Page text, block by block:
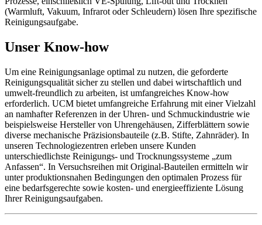
(Warmluft, Vakuum, Infrarot oder Schleudern) lösen Ihre spezifische
Reinigungsaufgabe.
Unser Know-how
Um eine Reinigungsanlage optimal zu nutzen, die geforderte
Reinigungsqualität sicher zu stellen und dabei wirtschaftlich und
umwelt-freundlich zu arbeiten, ist umfangreiches Know-how
erforderlich. UCM bietet umfangreiche Erfahrung mit einer Vielzahl
an namhafter Referenzen in der Uhren- und Schmuckindustrie wie
beispielsweise Hersteller von Uhrengehäusen, Zifferblättern sowie
diverse mechanische Präzisionsbauteile (z.B. Stifte, Zahnräder). In
unseren Technologiezentren erleben unsere Kunden
unterschiedlichste Reinigungs- und Trocknungssysteme „zum
Anfassen“. In Versuchsreihen mit Original-Bauteilen ermitteln wir
unter produktionsnahen Bedingungen den optimalen Prozess für
eine bedarfsgerechte sowie kosten- und energieeffiziente Lösung
Ihrer Reinigungsaufgaben.